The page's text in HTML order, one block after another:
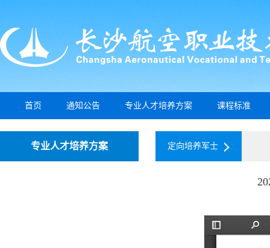
首页 通知公告 专业人才培养方案 课程标准
专业人才培养方案 定向培养军士